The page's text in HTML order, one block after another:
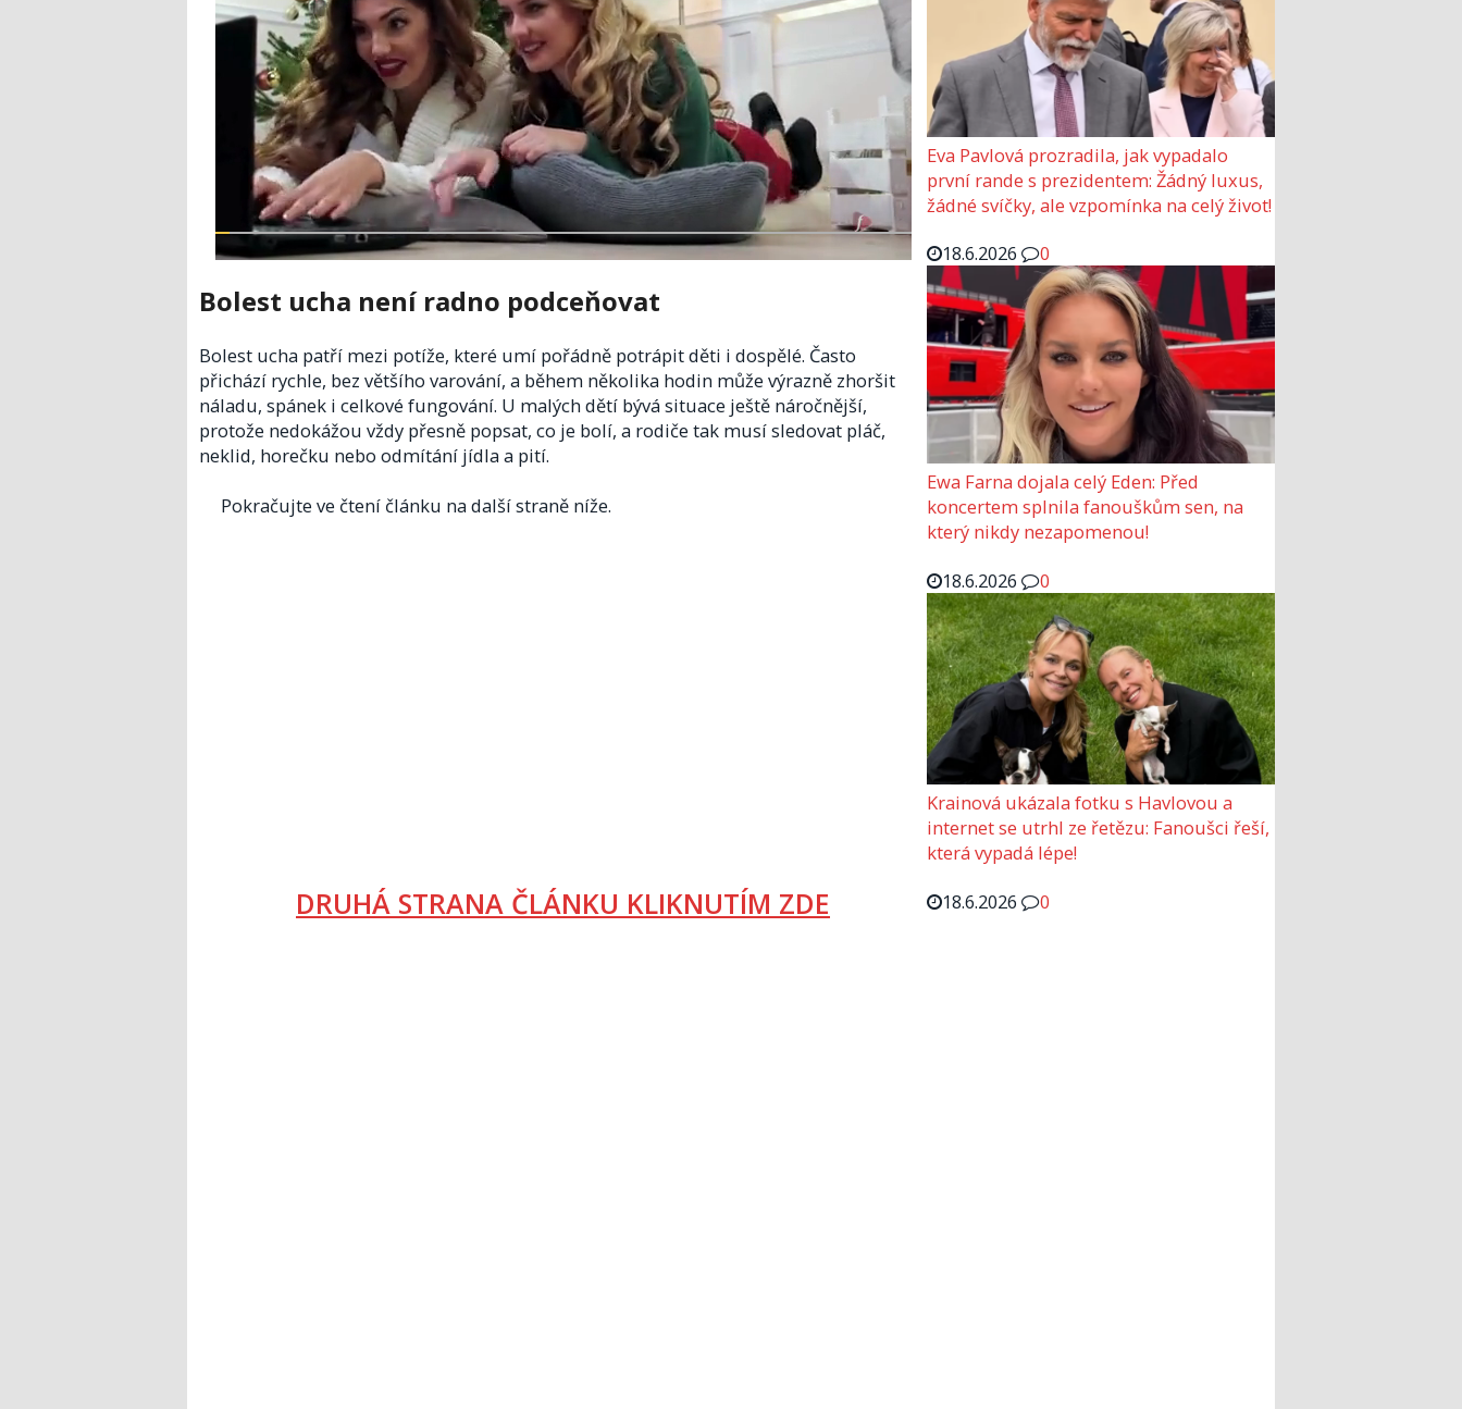
Bolest ucha není radno podceňovat
Bolest ucha patří mezi potíže, které umí pořádně potrápit děti i dospělé. Často
přichází rychle, bez většího varování, a během několika hodin může výrazně zhoršit
náladu, spánek i celkové fungování. U malých dětí bývá situace ještě náročnější,
protože nedokážou vždy přesně popsat, co je bolí, a rodiče tak musí sledovat pláč,
neklid, horečku nebo odmítání jídla a pití.
Pokračujte ve čtení článku na další straně níže.
DRUHÁ STRANA ČLÁNKU KLIKNUTÍM ZDE
Eva Pavlová prozradila, jak vypadalo
první rande s prezidentem: Žádný luxus,
žádné svíčky, ale vzpomínka na celý život!
18.6.2026
0
Ewa Farna dojala celý Eden: Před
koncertem splnila fanouškům sen, na
který nikdy nezapomenou!
18.6.2026
0
Krainová ukázala fotku s Havlovou a
internet se utrhl ze řetězu: Fanoušci řeší,
která vypadá lépe!
18.6.2026
0